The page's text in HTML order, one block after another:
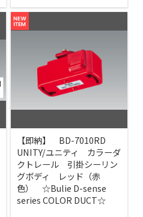
【即納】 BD-7010RD
UNITY/ユニティ カラーダ
クトレール 引掛シーリン
グボディ レッド（赤
色） ☆Bulie D-sense
series COLOR DUCT☆